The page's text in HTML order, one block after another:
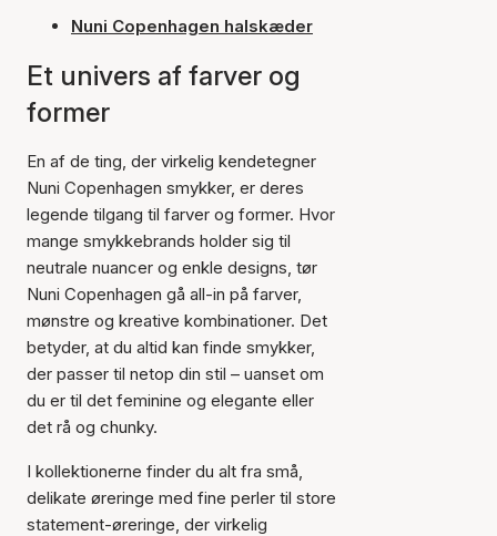
Nuni Copenhagen halskæder
Et univers af farver og
former
En af de ting, der virkelig kendetegner
Nuni Copenhagen smykker, er deres
legende tilgang til farver og former. Hvor
mange smykkebrands holder sig til
neutrale nuancer og enkle designs, tør
Nuni Copenhagen gå all-in på farver,
mønstre og kreative kombinationer. Det
betyder, at du altid kan finde smykker,
der passer til netop din stil – uanset om
du er til det feminine og elegante eller
det rå og chunky.
I kollektionerne finder du alt fra små,
delikate øreringe med fine perler til store
statement-øreringe, der virkelig